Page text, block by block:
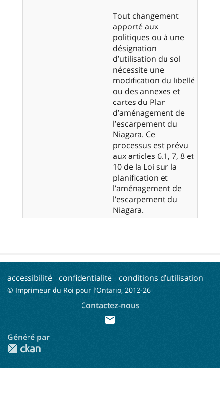
Tout changement
apporté aux
politiques ou à une
désignation
d’utilisation du sol
nécessite une
modification du libellé
ou des annexes et
cartes du Plan
d’aménagement de
l’escarpement du
Niagara. Ce
processus est prévu
aux articles 6.1, 7, 8 et
10 de la Loi sur la
planification et
l’aménagement de
l’escarpement du
accessibilité confidentialité conditions d’utilisation
© Imprimeur du Roi pour l’Ontario, 2012-26
Contactez-nous
mail
Généré par